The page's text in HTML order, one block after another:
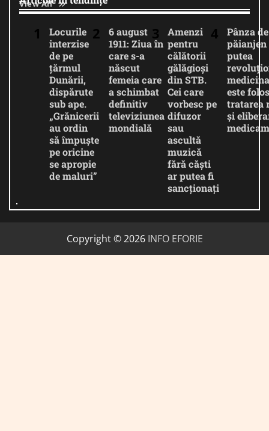
View All
Locurile
interzise
de pe
țărmul
Dunării,
dispărute
sub ape.
„Grănicerii
au ordin
să împuște
pe oricine
se apropie
de maluri”
6 august
1911: Ziua în
care s-a
născut
femeia care
a schimbat
definitiv
televiziunea
mondială
Amenzi
pentru
călătorii
gălăgioși
din STB.
Cei care
vorbesc pe
difuzor
sau
ascultă
muzică
fără căști
ar putea fi
sancționați
Pânza de
păianjen
putea
este
tratarea
și
Copyright © 2026 INFO EFORIE